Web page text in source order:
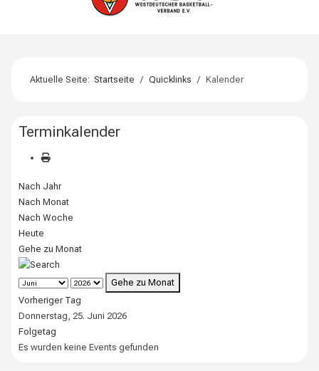
Aktuelle Seite:Startseite Quicklinks Kalender
Terminkalender
Nach Jahr
Nach Monat
Nach Woche
Heute
Gehe zu Monat
Gehe zu Monat
Vorheriger Tag
Donnerstag, 25. Juni 2026
Folgetag
Es wurden keine Events gefunden